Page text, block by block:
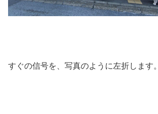
すぐの信号を、写真のように左折します。